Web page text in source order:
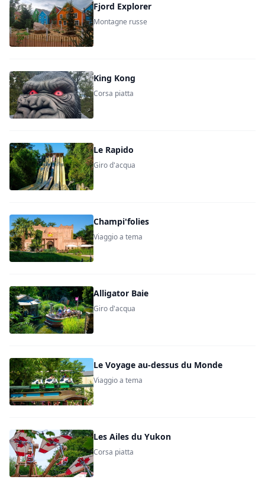
Fjord Explorer
Montagne russe
King Kong
Corsa piatta
Le Rapido
Giro d'acqua
Champi'folies
Viaggio a tema
Alligator Baie
Giro d'acqua
Le Voyage au-dessus du Monde
Viaggio a tema
Les Ailes du Yukon
Corsa piatta